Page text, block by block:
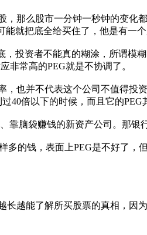
么股市一分钟一秒钟的变化
就把底全给买住了，他是有一个
资者不能真的糊涂，所谓模
非常高的PEG就是不协调了。
并不代表这个公司不值得投
40倍以下的时候，而且它的PEG
脑袋赚钱的新资产公司。那银行
的钱，表面上PEG是不好了，
能了解所买股票的真相，因